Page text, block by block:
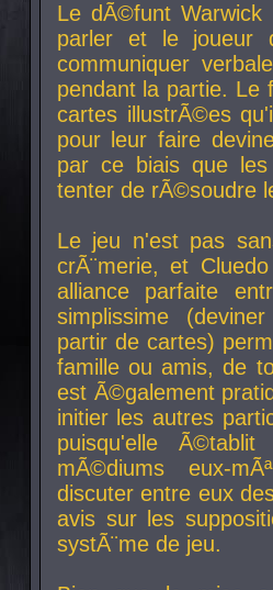
Le dÃ©funt Warwick
parler et le joueur
communiquer
pendant la partie. Le
cartes illustrÃ©es
pour leur faire
par ce biais que
tenter de rÃ©soudre
Le jeu n'est pas
crÃ¨merie, et
alliance parfaite
simplissime
partir de cartes)
famille ou amis, de
est Ã©galement
initier les autres
puisqu'elle
mÃ©diums eux-
discuter entre eux
avis sur les
systÃ¨me de jeu.